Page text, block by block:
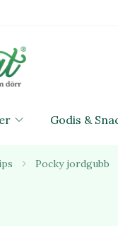
Godis &
Pocky jordgubb